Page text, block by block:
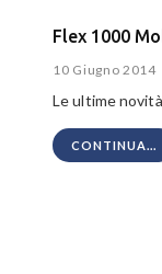
Flex 1000
10 Giugno 2014
Le ultime
CONTINUA...